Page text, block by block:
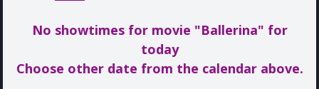
No showtimes for movie "Ballerina" for
today
Choose other date from the calendar above.